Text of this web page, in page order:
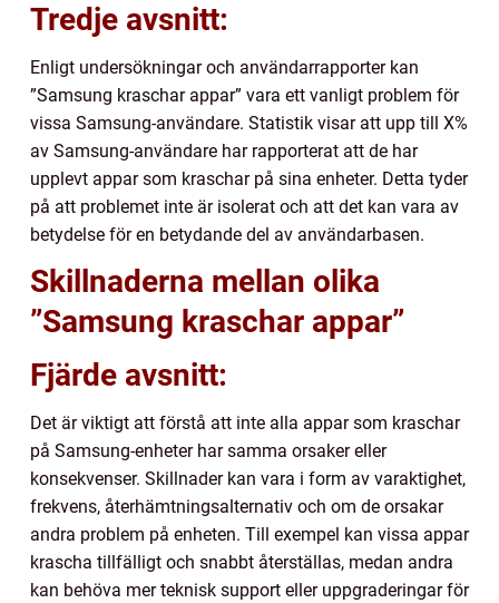
Tredje avsnitt:
Enligt undersökningar och användarrapporter kan
”Samsung kraschar appar” vara ett vanligt problem för
vissa Samsung-användare. Statistik visar att upp till X%
av Samsung-användare har rapporterat att de har
upplevt appar som kraschar på sina enheter. Detta tyder
på att problemet inte är isolerat och att det kan vara av
betydelse för en betydande del av användarbasen.
Skillnaderna mellan olika
”Samsung kraschar appar”
Fjärde avsnitt:
Det är viktigt att förstå att inte alla appar som kraschar
på Samsung-enheter har samma orsaker eller
konsekvenser. Skillnader kan vara i form av varaktighet,
frekvens, återhämtningsalternativ och om de orsakar
andra problem på enheten. Till exempel kan vissa appar
krascha tillfälligt och snabbt återställas, medan andra
kan behöva mer teknisk support eller uppgraderingar för